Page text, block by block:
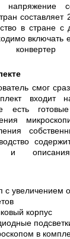
напряжение
в стране с
включать
конвертер
смог
входит
есть
и описания
с увеличением
корпус
в